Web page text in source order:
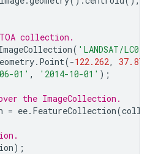
collection.
( 'LANDSAT/
. Point(-122.262,
01' , '2014-10-01' );
the ImageCollection.
= ee. FeatureCollection(
);